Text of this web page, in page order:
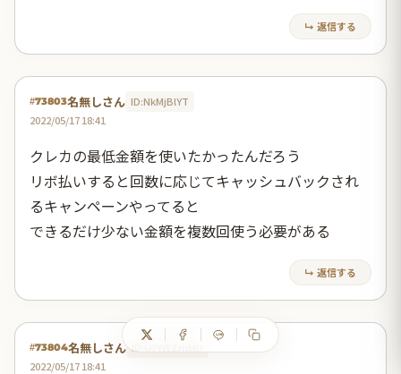
↳ 返信する
#73803名無しさん ID:NkMjBlYT
2022/05/17 18:41
クレカの最低金額を使いたかったんだろう
リボ払いすると回数に応じてキャッシュバックされ
るキャンペーンやってると
できるだけ少ない金額を複数回使う必要がある
↳ 返信する
#73804名無しさん ID:U3YWZmMD
2022/05/17 18:41